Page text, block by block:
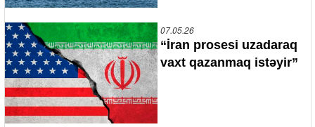
07.05.26
“İran prosesi uzadaraq
vaxt qazanmaq istəyir”